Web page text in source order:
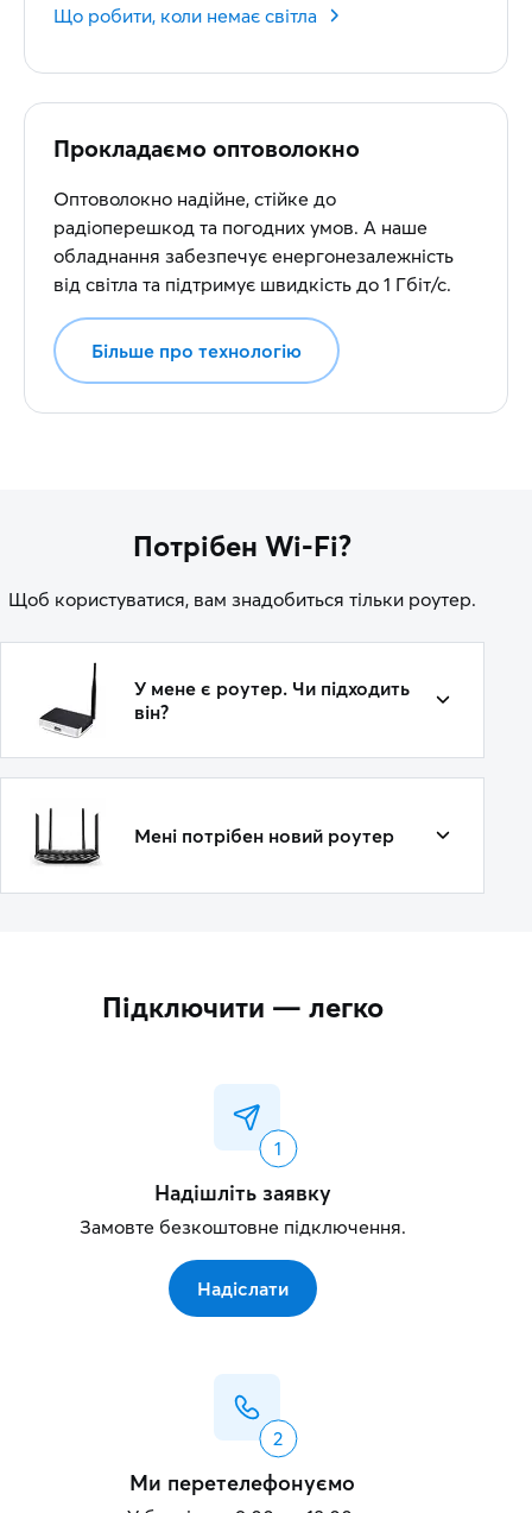
Що робити, коли немає світла
Прокладаємо оптоволокно
Оптоволокно надійне, стійке до
радіоперешкод та погодних умов. А наше
обладнання забезпечує енергонезалежність
від світла та підтримує швидкість до 1 Гбіт/с.
Більше про технологію
Потрібен Wi-Fi?
Щоб користуватися, вам знадобиться тільки роутер.
У мене є роутер. Чи підходить
він?
Мені потрібен новий роутер
Підключити — легко
Надішліть заявку
Замовте безкоштовне підключення.
Надіслати
Ми перетелефонуємо